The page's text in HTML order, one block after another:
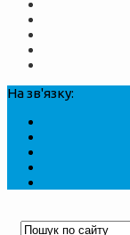
На зв'язку: